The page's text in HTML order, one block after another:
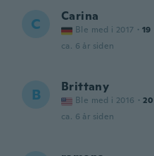
C Carina
Ble med i 2017 · 19
ca. 6 år siden
B Brittany
Ble med i 2016 · 20
ca. 6 år siden